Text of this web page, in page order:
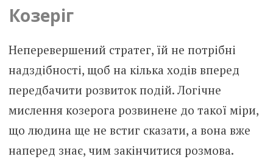
Козеріг
Неперевершений стратег, їй не потрібні
надздібності, щоб на кілька ходів вперед
передбачити розвиток подій. Логічне
мислення козерога розвинене до такої міри,
що людина ще не встиг сказати, а вона вже
наперед знає, чим закінчитися розмова.